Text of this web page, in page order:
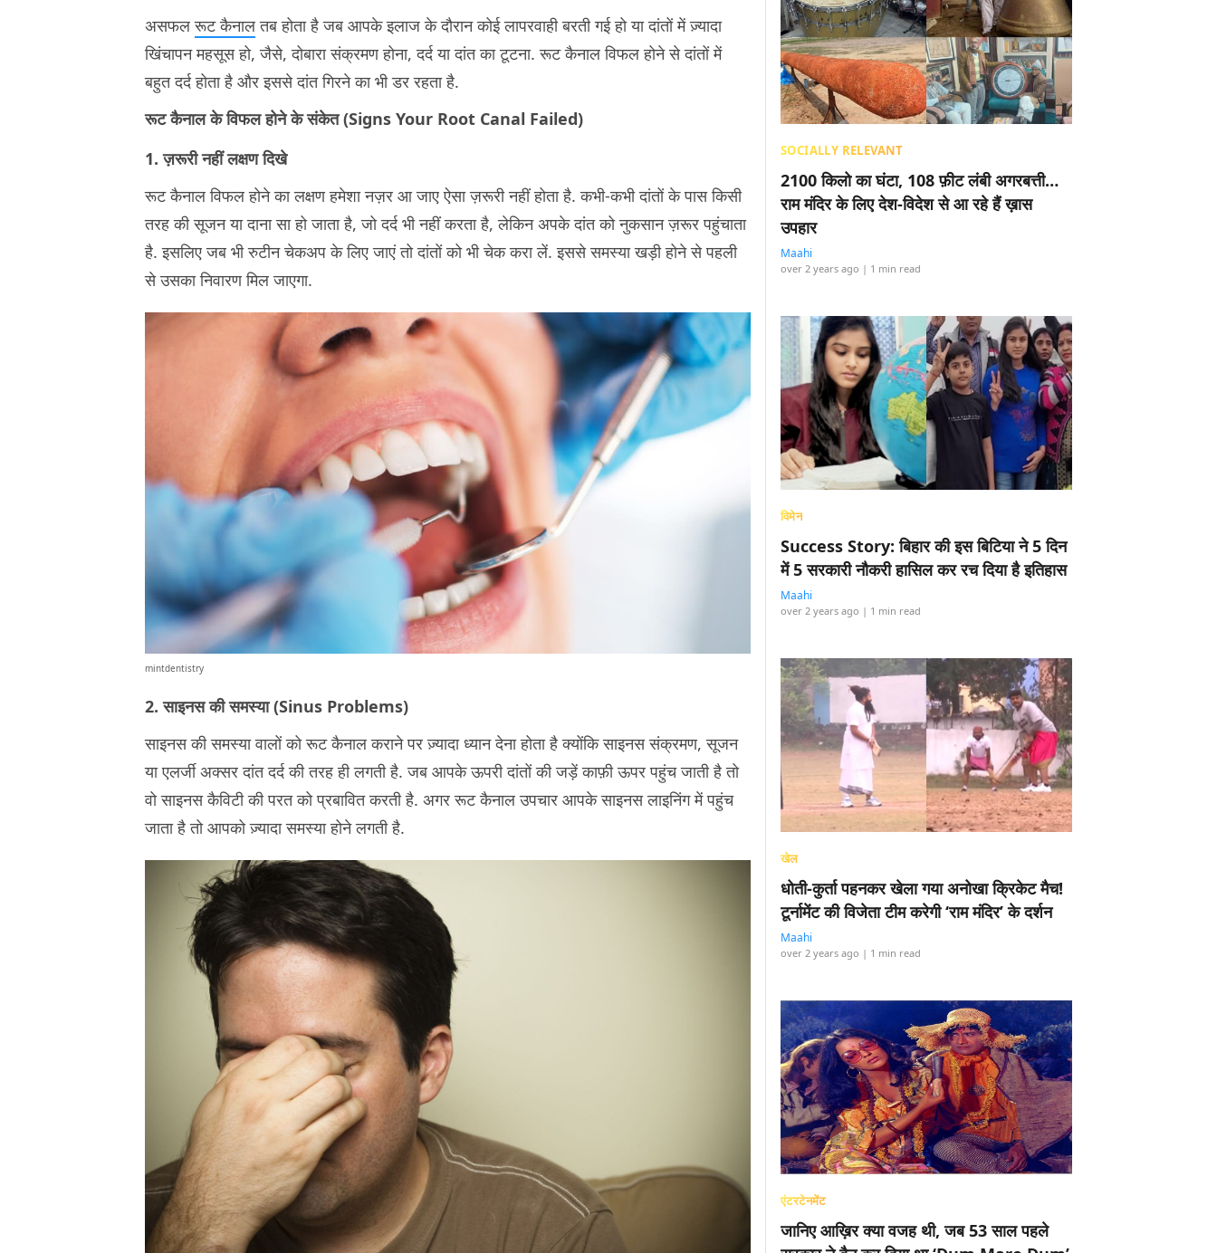
असफलरूट कैनालतब होता है जब आपके इलाज के दौरान कोई लापरवाही बरती गई हो या दांतों में ज़्यादा
खिंचापन महसूस हो, जैसे, दोबारा संक्रमण होना, दर्द या दांत का टूटना. रूट कैनाल विफल होने से दांतों में
बहुत दर्द होता है और इससे दांत गिरने का भी डर रहता है.
रूट कैनाल के विफल होने के संकेत (Signs Your Root Canal Failed)
1. ज़रूरी नहीं लक्षण दिखे
रूट कैनाल विफल होने का लक्षण हमेशा नज़र आ जाए ऐसा ज़रूरी नहीं होता है. कभी-कभी दांतों के पास किसी
तरह की सूजन या दाना सा हो जाता है, जो दर्द भी नहीं करता है, लेकिन अपके दांत को नुकसान ज़रूर पहुंचाता
है. इसलिए जब भी रुटीन चेकअप के लिए जाएं तो दांतों को भी चेक करा लें. इससे समस्या खड़ी होने से पहली
से उसका निवारण मिल जाएगा.
mintdentistry
2. साइनस की समस्या (Sinus Problems)
साइनस की समस्या वालों को रूट कैनाल कराने पर ज़्यादा ध्यान देना होता है क्योंकि साइनस संक्रमण, सूजन
या एलर्जी अक्सर दांत दर्द की तरह ही लगती है. जब आपके ऊपरी दांतों की जड़ें काफ़ी ऊपर पहुंच जाती है तो
वो साइनस कैविटी की परत को प्रबावित करती है. अगर रूट कैनाल उपचार आपके साइनस लाइनिंग में पहुंच
जाता है तो आपको ज़्यादा समस्या होने लगती है.
SOCIALLY RELEVANT
2100 किलो का घंटा, 108 फ़ीट लंबी अगरबत्ती…
राम मंदिर के लिए देश-विदेश से आ रहे हैं ख़ास
उपहार
Maahi
over 2 years ago | 1 min read
विमेन
Success Story: बिहार की इस बिटिया ने 5 दिन
में 5 सरकारी नौकरी हासिल कर रच दिया है इतिहास
Maahi
over 2 years ago | 1 min read
खेल
धोती-कुर्ता पहनकर खेला गया अनोखा क्रिकेट मैच!
टूर्नामेंट की विजेता टीम करेगी ‘राम मंदिर’ के दर्शन
Maahi
over 2 years ago | 1 min read
एंटरटेनमेंट
जानिए आख़िर क्या वजह थी, जब 53 साल पहले